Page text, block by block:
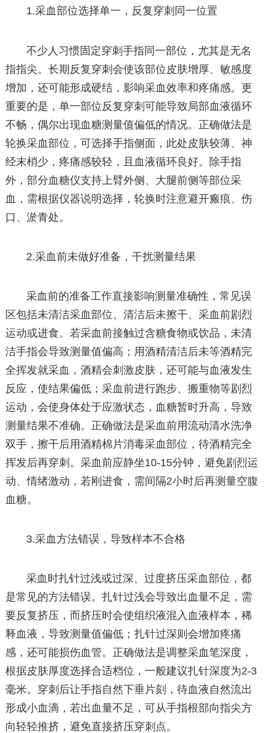
1.采血部位选择单一，反复穿刺同一位置
不少人习惯固定穿刺手指同一部位，尤其是无名
指指尖。长期反复穿刺会使该部位皮肤增厚、敏感度
增加，还可能形成硬结，影响采血效率和疼痛感。更
重要的是，单一部位反复穿刺可能导致局部血液循环
不畅，偶尔出现血糖测量值偏低的情况。正确做法是
轮换采血部位，可选择手指侧面，此处皮肤较薄、神
经末梢少，疼痛感较轻，且血液循环良好。除手指
外，部分血糖仪支持上臂外侧、大腿前侧等部位采
血，需根据仪器说明选择，轮换时注意避开瘢痕、伤
口、淤青处。
2.采血前未做好准备，干扰测量结果
采血前的准备工作直接影响测量准确性，常见误
区包括未清洁采血部位、清洁后未擦干、采血前剧烈
运动或进食。若采血前接触过含糖食物或饮品，未清
洁手指会导致测量值偏高；用酒精清洁后未等酒精完
全挥发就采血，酒精会刺激皮肤，还可能与血液发生
反应，使结果偏低；采血前进行跑步、搬重物等剧烈
运动，会使身体处于应激状态，血糖暂时升高，导致
测量结果不准确。正确做法是采血前用流动清水洗净
双手，擦干后用酒精棉片消毒采血部位，待酒精完全
挥发后再穿刺。采血前应静坐10-15分钟，避免剧烈运
动、情绪激动，若刚进食，需间隔2小时后再测量空腹
血糖。
3.采血方法错误，导致样本不合格
采血时扎针过浅或过深、过度挤压采血部位，都
是常见的方法错误。扎针过浅会导致出血量不足，需
要反复挤压，而挤压时会使组织液混入血液样本，稀
释血液，导致测量值偏低；扎针过深则会增加疼痛
感，还可能损伤血管。正确做法是调整采血笔深度，
根据皮肤厚度选择合适档位，一般建议扎针深度为2-3
毫米。穿刺后让手指自然下垂片刻，待血液自然流出
形成小血滴，若出血量不足，可从手指根部向指尖方
向轻轻推挤，避免直接挤压穿刺点。